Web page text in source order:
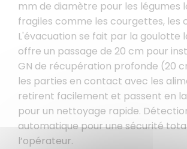
mm de diamètre pour les légumes
fragiles comme les courgettes, les
L'évacuation se fait par la goulotte
offre un passage de 20 cm pour
GN de récupération profonde (20
les parties en contact avec les
retirent facilement et passent en
pour un nettoyage rapide.
automatique pour une sécurité
l’opérateur.